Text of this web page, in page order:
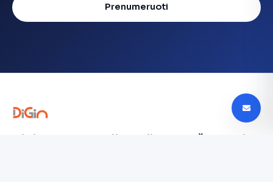
Prenumeruoti
Digin - Technologijų naujienos, apžvalgos ir